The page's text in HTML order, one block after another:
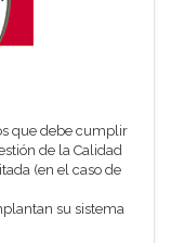
que debe cumplir
de la Calidad
(en el caso de
su sistema